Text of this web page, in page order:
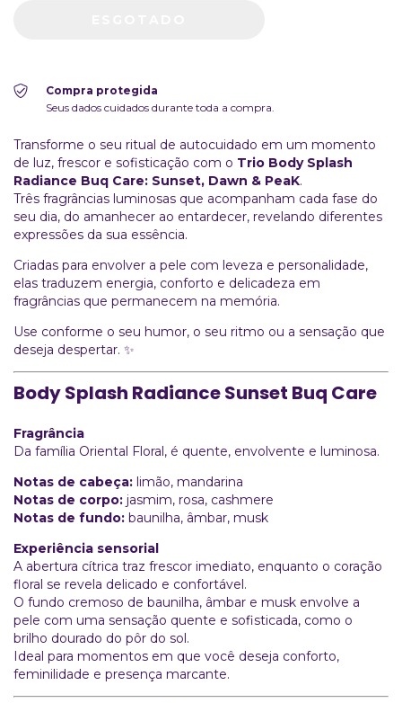
Compra protegida
Seus dados cuidados durante toda a compra.
Transforme o seu ritual de autocuidado em um momento
de luz, frescor e sofisticação com o Trio Body Splash
Radiance Buq Care: Sunset, Dawn & PeaK.
Três fragrâncias luminosas que acompanham cada fase do
seu dia, do amanhecer ao entardecer, revelando diferentes
expressões da sua essência.
Criadas para envolver a pele com leveza e personalidade,
elas traduzem energia, conforto e delicadeza em
fragrâncias que permanecem na memória.
Use conforme o seu humor, o seu ritmo ou a sensação que
deseja despertar. ✨
Body Splash Radiance Sunset Buq Care
Fragrância
Da família Oriental Floral, é quente, envolvente e luminosa.
Notas de cabeça: limão, mandarina
Notas de corpo: jasmim, rosa, cashmere
Notas de fundo: baunilha, âmbar, musk
Experiência sensorial
A abertura cítrica traz frescor imediato, enquanto o coração
floral se revela delicado e confortável.
O fundo cremoso de baunilha, âmbar e musk envolve a
pele com uma sensação quente e sofisticada, como o
brilho dourado do pôr do sol.
Ideal para momentos em que você deseja conforto,
feminilidade e presença marcante.